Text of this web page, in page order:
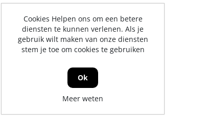
Cookies Helpen ons om een betere
diensten te kunnen verlenen. Als je
gebruik wilt maken van onze diensten
stem je toe om cookies te gebruiken
Ok
Meer weten